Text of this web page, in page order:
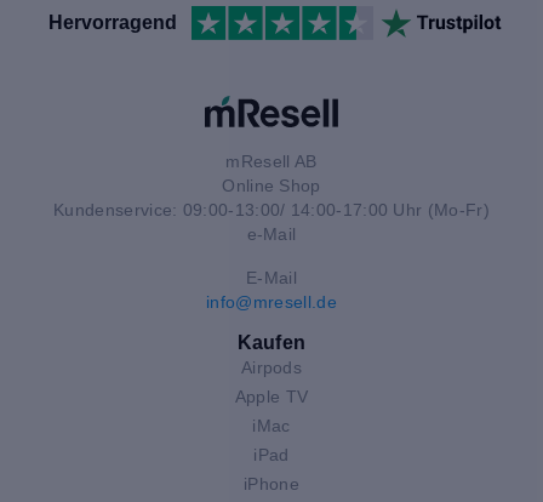
Hervorragend
mResell AB
Online Shop
Kundenservice: 09:00-13:00/ 14:00-17:00 Uhr (Mo-Fr)
e-Mail
E-Mail
info@mresell.de
Kaufen
Airpods
Apple TV
iMac
iPad
iPhone